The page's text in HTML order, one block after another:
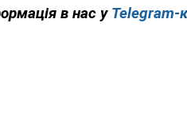
в нас у Telegram-